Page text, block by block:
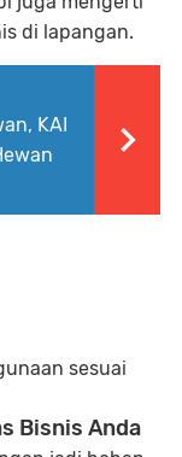
di lapangan.
KAI
sesuai
Bisnis Anda